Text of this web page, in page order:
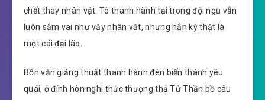
chết thay nhân vật. Tô thanh hành tại trong đội ngũ vẫn
luôn sắm vai như vậy nhân vật, nhưng hắn kỳ thật là
một cái đại lão.
Bổn văn giảng thuật thanh hành đèn biến thành yêu
quái, ở đính hôn nghi thức thượng thả Tử Thần bồ câu